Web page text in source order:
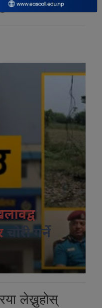
चोरी गर्ने
लेख्नुहोस्